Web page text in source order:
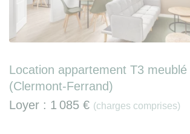
Location appartement T3 meublé
(Clermont-Ferrand)
Loyer : 1 085 € (charges comprises)